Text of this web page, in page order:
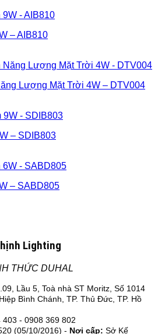
– AIB810
Lượng Mặt Trời 4W – DTV004
– SDIB803
– SABD805
Lighting
THỨC DUHAL
Lầu 5, Toà nhà ST Moritz, Số 1014
Bình Chánh, TP. Thủ Đức, TP. Hồ
403 - 0908 369 802
(05/10/2016) - Nơi cấp: Sở Kế